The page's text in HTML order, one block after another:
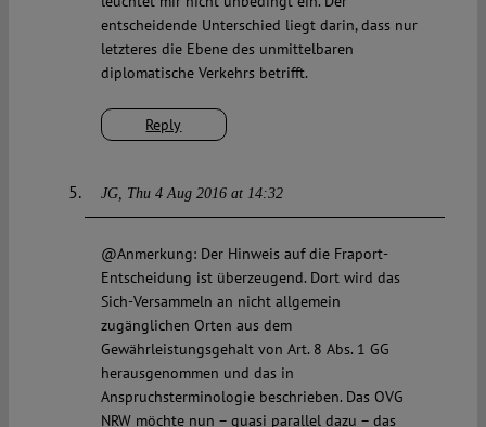
Reply
entscheidende Unterschied liegt darin, dass nur
letzteres die Ebene des unmittelbaren
diplomatische Verkehrs betrifft.
JG Thu 4 Aug 2016 at 14:32
@Anmerkung: Der Hinweis auf die Fraport-
Entscheidung ist überzeugend. Dort wird das
Sich-Versammeln an nicht allgemein
zugänglichen Orten aus dem
Gewährleistungsgehalt von Art. 8 Abs. 1 GG
herausgenommen und das in
Anspruchsterminologie beschrieben. Das OVG
NRW möchte nun – quasi parallel dazu – das